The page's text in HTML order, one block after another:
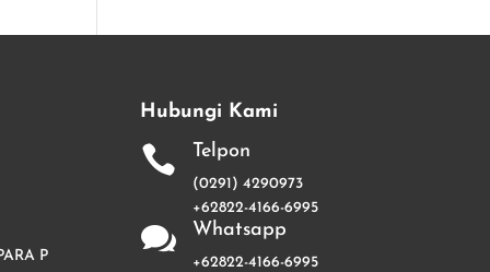
P
Hubungi Kami
 Telpon
(0291) 4290973
+62822-4166-6995
 Whatsapp
+62822-4166-6995